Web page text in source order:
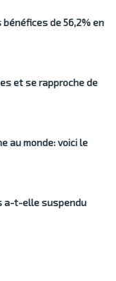
de 56,2% en
et se rapproche de
au monde: voici le
a-t-elle suspendu